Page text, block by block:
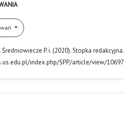
Średniowiecze P. i. (2020). Stopka redakcyjna.
index.php/SPP/article/view/10697